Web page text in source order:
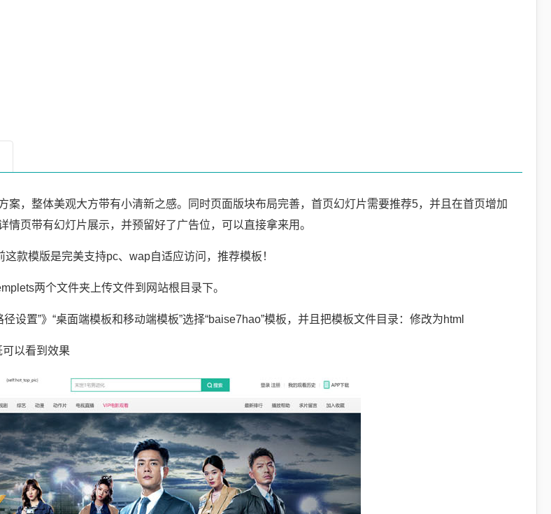
案，整体美观大方带有小清新之感。同时页面版块布局完善，首页幻灯片需要推荐5，并且在首页增加
页带有幻灯片展示，并预留好了广告位，可以直接拿来用。
款模版是完美支持pc、wap自适应访问，推荐模板！
两个文件夹上传文件到网站根目录下。
置”》“桌面端模板和移动端模板”选择“baise7hao”模板，并且把模板文件目录：修改为html
以看到效果